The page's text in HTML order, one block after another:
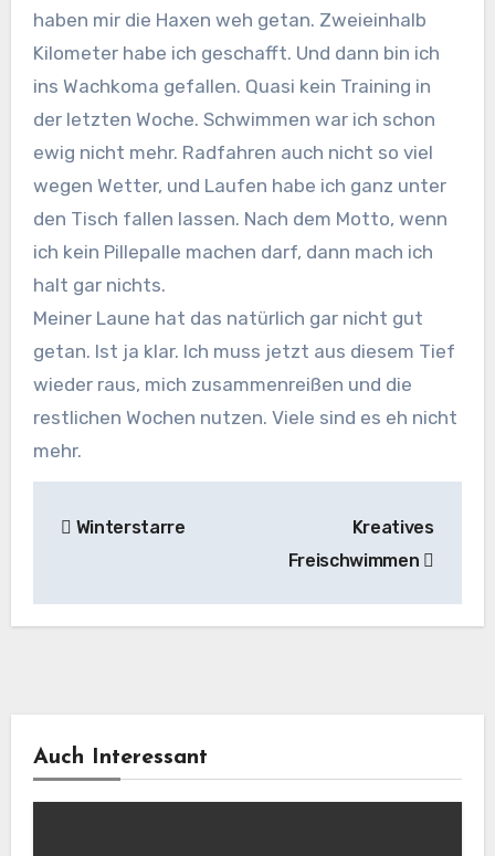
haben mir die Haxen weh getan. Zweieinhalb
Kilometer habe ich geschafft. Und dann bin ich
ins Wachkoma gefallen. Quasi kein Training in
der letzten Woche. Schwimmen war ich schon
ewig nicht mehr. Radfahren auch nicht so viel
wegen Wetter, und Laufen habe ich ganz unter
den Tisch fallen lassen. Nach dem Motto, wenn
ich kein Pillepalle machen darf, dann mach ich
halt gar nichts.
Meiner Laune hat das natürlich gar nicht gut
getan. Ist ja klar. Ich muss jetzt aus diesem Tief
wieder raus, mich zusammenreißen und die
restlichen Wochen nutzen. Viele sind es eh nicht
mehr.
Winterstarre
Kreatives
Freischwimmen
Auch Interessant